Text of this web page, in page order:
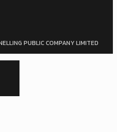
PUBLIC COMPANY LIMITED